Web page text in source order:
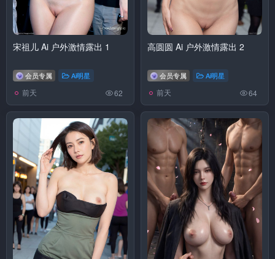
宋祖儿 Ai 户外激情露出 1
会员专属 Ai明星
前天 62
高圆圆 Ai 户外激情露出 2
会员专属 Ai明星
前天 64